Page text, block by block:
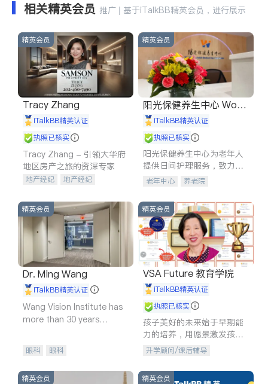
相关精英会员 推广 | 基于iTalkBB精英会员，进行展示
精英会员
Tracy Zhang
iTalkBB精英认证
执照已核实
Tracy Zhang - 引领大华府
地区房产之旅的资深专家
地产经纪
地产经纪
商铺租售
开发商建商
精英会员
阳光保健养生中心 World
shine
iTalkBB精英认证
执照已核实
阳光保健养生中心为老年人
提供日间护理服务，致力于
通过持续的护理创新来有效
老年中心 养老院
精英会员
Dr. Ming Wang
iTalkBB精英认证
Wang Vision Institute has
more than 30 years
眼科 眼科
精英会员
VSA Future 教育学院
iTalkBB精英认证
执照已核实
孩子美好的未来始于早期能
力的培养，用愿景激发孩子
的学习潜力和动力。理念：
拥有成长型心态是成功的基
石。
升学顾问/课后辅导
精英会员 精英会员